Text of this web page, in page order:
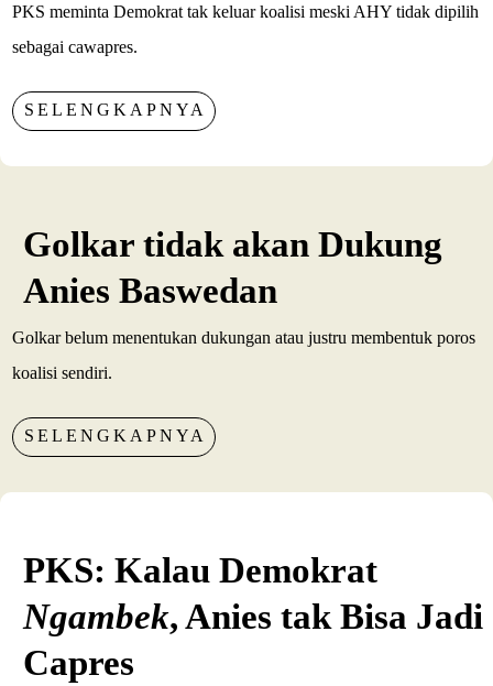
PKS meminta Demokrat tak keluar koalisi meski AHY tidak dipilih
sebagai cawapres.
SELENGKAPNYA
Golkar tidak akan Dukung
Anies Baswedan
Golkar belum menentukan dukungan atau justru membentuk poros
koalisi sendiri.
SELENGKAPNYA
PKS: Kalau Demokrat
Ngambek, Anies tak Bisa Jadi
Capres